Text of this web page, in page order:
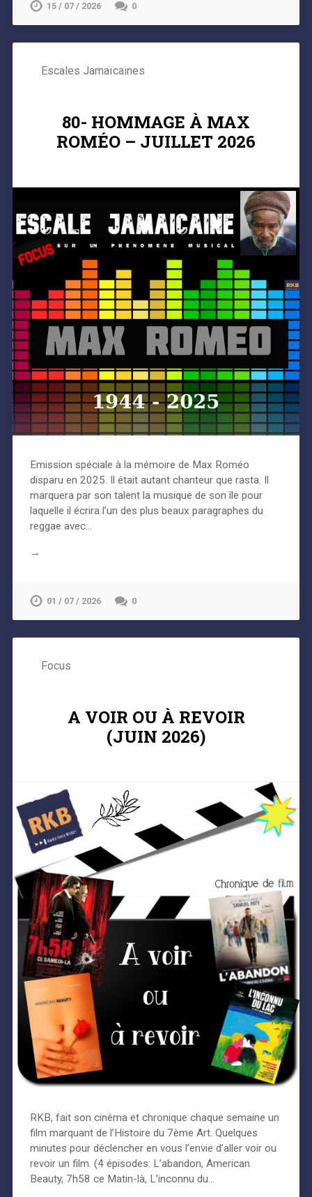
15 / 07 / 2026 0
Escales Jamaïcaines
80- HOMMAGE À MAX
ROMÉO – JUILLET 2026
Emission spéciale à la mémoire de Max Roméo
disparu en 2025. Il était autant chanteur que rasta. Il
marquera par son talent la musique de son île pour
laquelle il écrira l’un des plus beaux paragraphes du
reggae avec…
→
01 / 07 / 2026 0
Focus
A VOIR OU À REVOIR
(JUIN 2026)
RKB, fait son cinéma et chronique chaque semaine un
film marquant de l’Histoire du 7ème Art. Quelques
minutes pour déclencher en vous l’envie d’aller voir ou
revoir un film. (4 épisodes: L’abandon, American
Beauty, 7h58 ce Matin-là, L’inconnu du…